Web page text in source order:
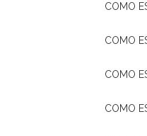
COMO
COMO
COMO
COMO